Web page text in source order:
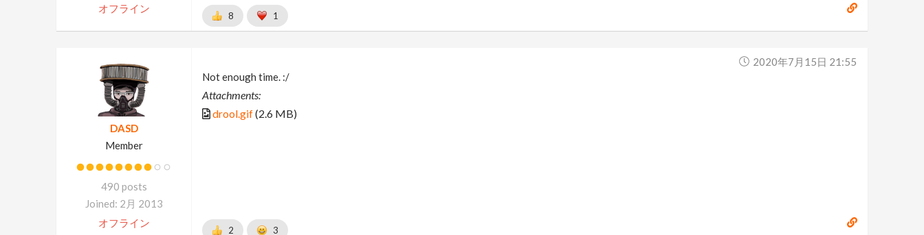
オフライン
8 1
DASD
Member
490 posts
Joined: 2月 2013
オフライン
2020年7月15日 21:55
Not enough time. :/
Attachments:
drool.gif(2.6 MB)
2 3